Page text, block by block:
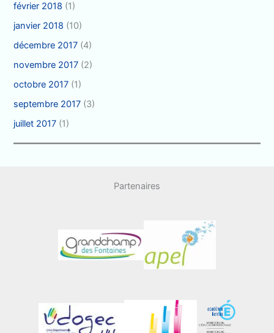
février 2018 (1)
janvier 2018 (10)
décembre 2017 (4)
novembre 2017 (2)
octobre 2017 (1)
septembre 2017 (3)
juillet 2017 (1)
Partenaires